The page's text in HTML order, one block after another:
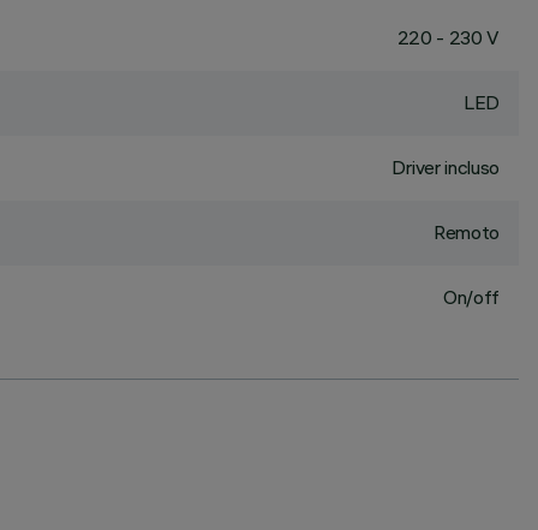
220 - 230 V
LED
Driver incluso
Remoto
On/off